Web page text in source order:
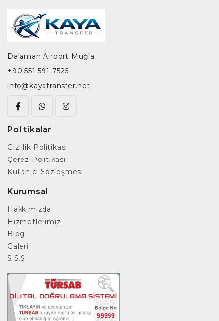
Dalaman Airport Muğla
+90 551 591 7525
info@kayatransfer.net
Politikalar
Gizlilik Politikası
Çerez Politikası
Kullanıcı Sözleşmesi
Kurumsal
Hakkımızda
Hizmetlerimiz
Blog
Galeri
S.S.S